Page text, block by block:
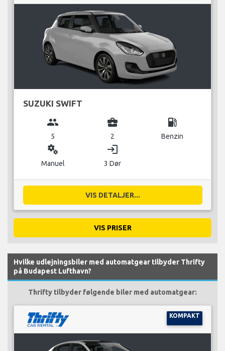
SUZUKI SWIFT
group
5
business_center
2
local_gas_station
Benzin
miscellaneous_services
Manuel
login
3 Dør
VIS DETALJER...
VIS PRISER
Hvilke udlejningsbiler med automatgear tilbyder Thrifty
på Budapest Lufthavn?
Thrifty tilbyder følgende biler med automatgear:
KOMPAKT